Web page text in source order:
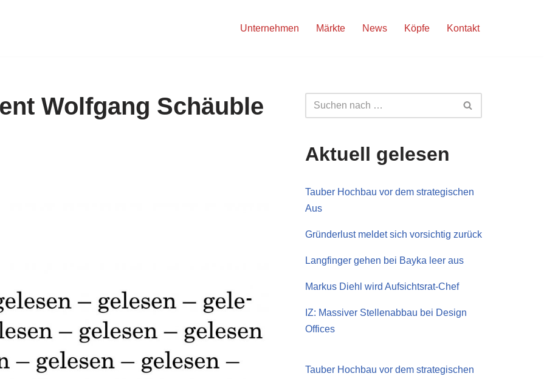
Unternehmen Märkte News Köpfe Kontakt
Wolfgang Schäuble
Aktuell gelesen
Tauber Hochbau vor dem strategischen
Aus
Gründerlust meldet sich vorsichtig zurück
Langfinger gehen bei Bayka leer aus
Markus Diehl wird Aufsichtsrat-Chef
IZ: Massiver Stellenabbau bei Design
Offices
Tauber Hochbau vor dem strategischen